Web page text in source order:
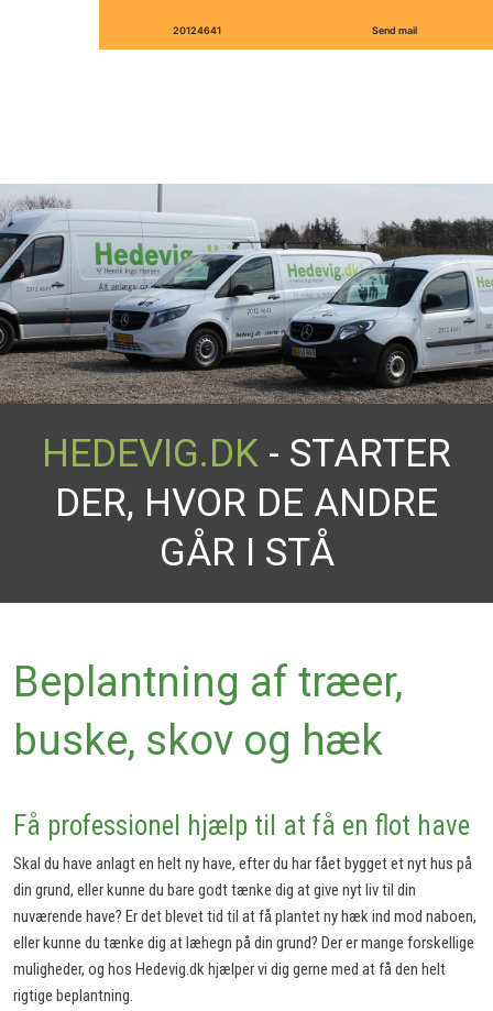
20124641 Send mail
HEDEVIG.DK - STARTER
DER, HVOR DE ANDRE
GÅR I STÅ
Beplantning af træer,
buske, skov og hæk
Få professionel hjælp til at få en flot have
Skal du have anlagt en helt ny have, efter du har fået bygget et nyt hus på
din grund, eller kunne du bare godt tænke dig at give nyt liv til din
nuværende have? Er det blevet tid til at få plantet ny hæk ind mod naboen,
eller kunne du tænke dig at læhegn på din grund? Der er mange forskellige
muligheder, og hos Hedevig.dk hjælper vi dig gerne med at få den helt
rigtige beplantning.